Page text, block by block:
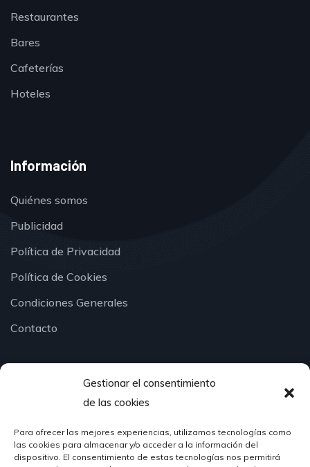
Gestionar el consentimiento
de las cookies
Para ofrecer las mejores experiencias, utilizamos tecnologías como
las cookies para almacenar y/o acceder a la información del
dispositivo. El consentimiento de estas tecnologías nos permitirá
Restaurantes
Bares
Cafeterías
Hoteles
Información
Quiénes somos
Publicidad
Política de Privacidad
Política de Cookies
Condiciones Generales
Contacto
¿Hablamos?
624 51 12 10
info@hosteleriasantander.com